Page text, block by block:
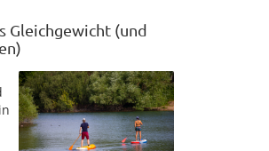
Gleichgewicht (und